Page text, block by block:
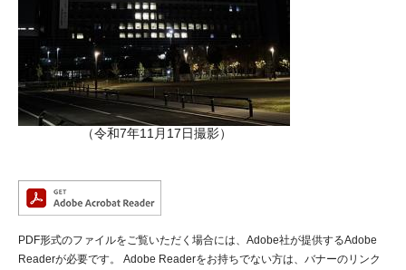
（令和7年11月17日撮影）
PDF形式のファイルをご覧いただく場合には、Adobe社が提供するAdobe
Readerが必要です。
Adobe Readerをお持ちでない方は、バナーのリンク